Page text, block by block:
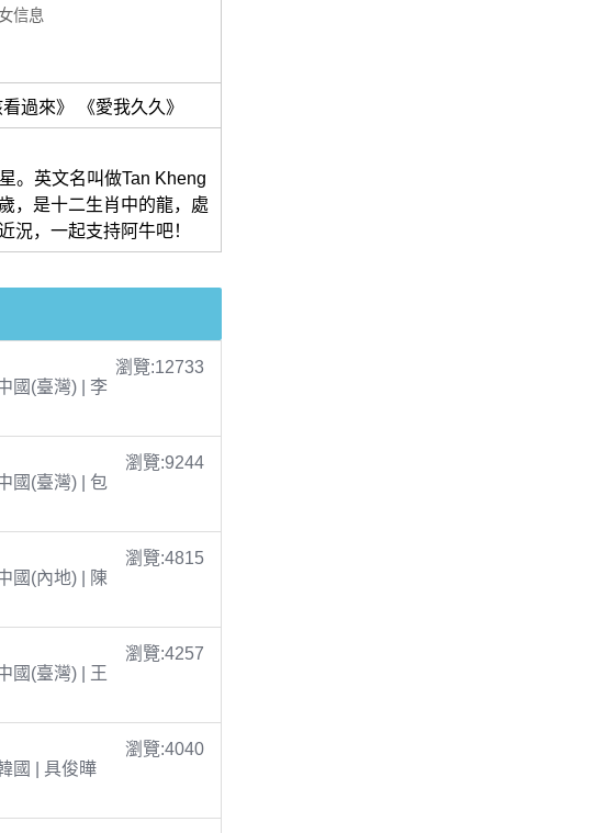
信息
過來》 《愛我久久》
。英文名叫做Tan Kheng
，是十二生肖中的龍，處
況，一起支持阿牛吧！
瀏覽:12733
國(臺灣) | 李
瀏覽:9244
國(臺灣) | 包
瀏覽:4815
國(內地) | 陳
瀏覽:4257
國(臺灣) | 王
瀏覽:4040
國 | 具俊曄